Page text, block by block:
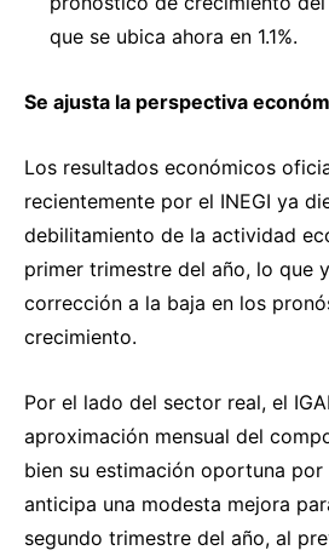
que se ubica ahora en 1.1%.
Se ajusta la perspectiva
Los resultados económicos
recientemente por el INEGI ya
debilitamiento de la actividad
primer trimestre del año, lo que
corrección a la baja en los
crecimiento.
Por el lado del sector real, el
aproximación mensual del
bien su estimación oportuna por
anticipa una modesta mejora
segundo trimestre del año, al